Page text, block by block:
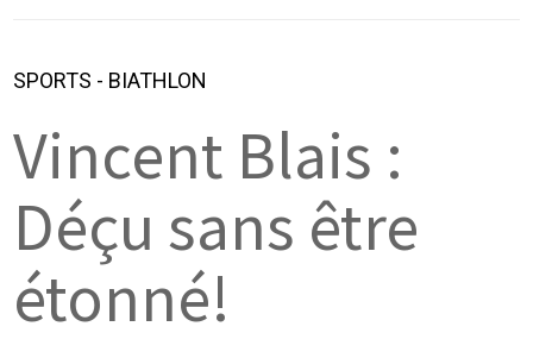
SPORTS - BIATHLON
Vincent Blais :
Déçu sans être
étonné!